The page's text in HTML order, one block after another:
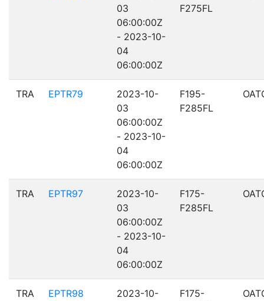
03
06:00:00Z
- 2023-10-
04
06:00:00Z
F275FL
TRA EPTR79
2023-10-
03
06:00:00Z
- 2023-10-
04
06:00:00Z
F195-
F285FL
TRA EPTR97
2023-10-
03
06:00:00Z
- 2023-10-
04
06:00:00Z
F175-
F285FL
TRA EPTR98
2023-10-
F175-